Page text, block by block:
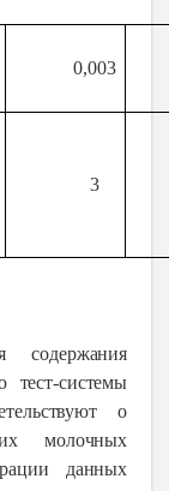
0,003
3
содержания
системы
о
молочных
данных